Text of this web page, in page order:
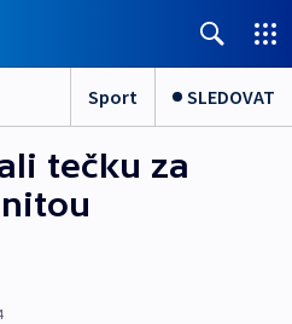
Sport SLEDOVAT
tečku za